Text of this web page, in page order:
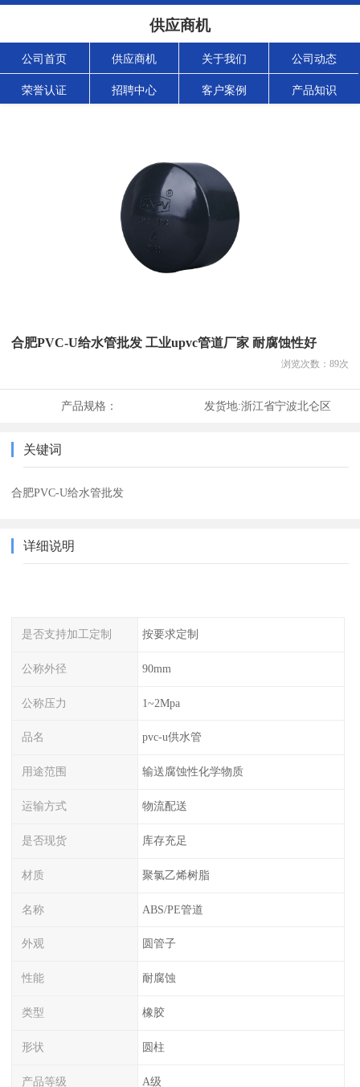
供应商机
公司首页 供应商机 关于我们 公司动态
荣誉认证 招聘中心 客户案例 产品知识
合肥PVC-U给水管批发 工业upvc管道厂家 耐腐蚀性好
浏览次数： 89次
产品规格： 发货地:浙江省宁波北仑区
关键词
合肥PVC-U给水管批发
详细说明
是否支持加工定制 按要求定制
公称外径 90mm
公称压力 1~2Mpa
品名 pvc-u供水管
用途范围 输送腐蚀性化学物质
运输方式 物流配送
是否现货 库存充足
材质 聚氯乙烯树脂
名称 ABS/PE管道
外观 圆管子
性能 耐腐蚀
类型 橡胶
形状 圆柱
产品等级 A级